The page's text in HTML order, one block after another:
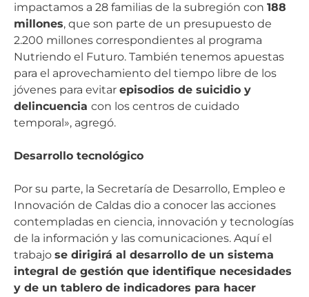
impactamos a 28 familias de la subregión con 188
millones, que son parte de un presupuesto de
2.200 millones correspondientes al programa
Nutriendo el Futuro. También tenemos apuestas
para el aprovechamiento del tiempo libre de los
jóvenes para evitar episodios de suicidio y
delincuencia con los centros de cuidado
temporal», agregó.
Desarrollo tecnológico
Por su parte, la Secretaría de Desarrollo, Empleo e
Innovación de Caldas dio a conocer las acciones
contempladas en ciencia, innovación y tecnologías
de la información y las comunicaciones. Aquí el
trabajo se dirigirá al desarrollo de un sistema
integral de gestión que identifique necesidades
y de un tablero de indicadores para hacer